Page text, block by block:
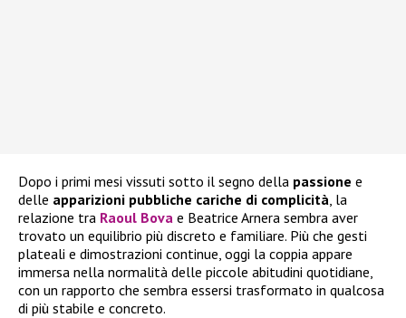
Dopo i primi mesi vissuti sotto il segno della passione e
delle apparizioni pubbliche cariche di complicità , la
relazione tra Raoul Bova e Beatrice Arnera sembra aver
trovato un equilibrio più discreto e familiare. Più che gesti
plateali e dimostrazioni continue, oggi la coppia appare
immersa nella normalità delle piccole abitudini quotidiane,
con un rapporto che sembra essersi trasformato in qualcosa
di più stabile e concreto.